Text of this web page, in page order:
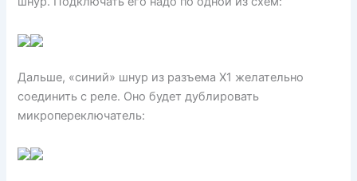
Дальше, «синий» шнур из разъема X1 желательно
соединить с реле. Оно будет дублировать
микропереключатель: